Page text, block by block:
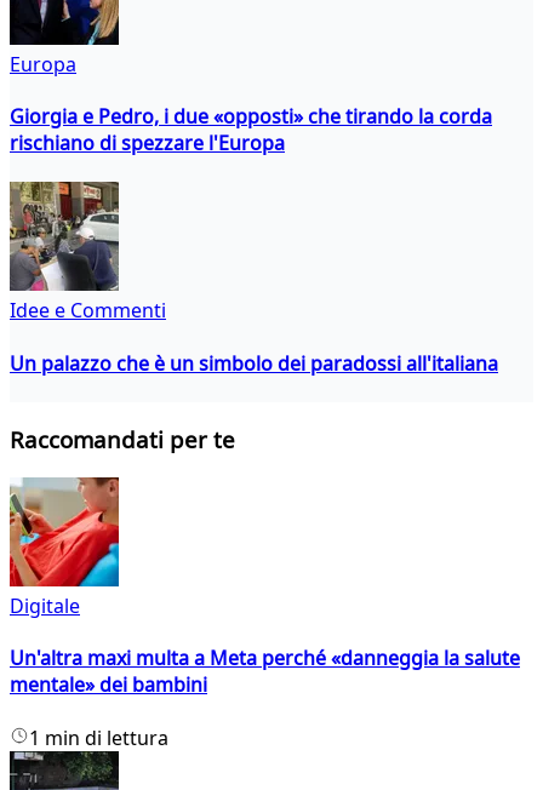
Europa
Giorgia e Pedro, i due «opposti» che tirando la corda
rischiano di spezzare l'Europa
Idee e Commenti
Un palazzo che è un simbolo dei paradossi all'italiana
Raccomandati per te
Digitale
Un'altra maxi multa a Meta perché «danneggia la salute
mentale» dei bambini
1 min di lettura